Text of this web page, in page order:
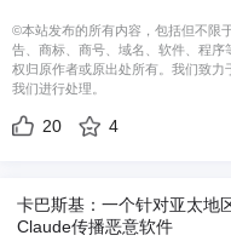
©本站发布的所有内容，包括但不限
告、商标、商号、域名、软件、程
权归原作者或原出处所有。我们致
我们进行处理。
20 4
卡巴斯基：一个针对亚太地
Claude传播恶意软件